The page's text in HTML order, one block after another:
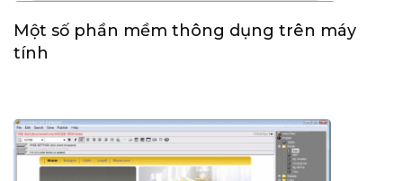
Một số phần mềm thông dụng trên máy
tính